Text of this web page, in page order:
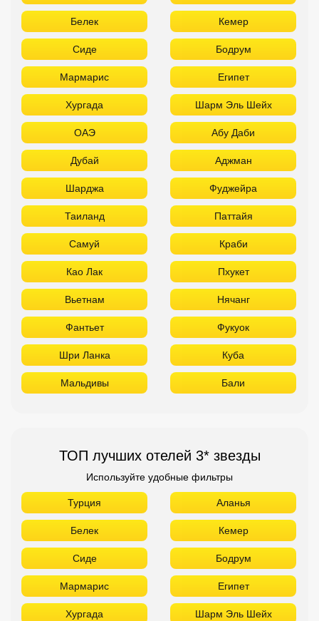
Белек Кемер
Сиде Бодрум
Мармарис Египет
Хургада Шарм Эль Шейх
ОАЭ Абу Даби
Дубай Аджман
Шарджа Фуджейра
Таиланд Паттайя
Самуй Краби
Као Лак Пхукет
Вьетнам Нячанг
Фантьет Фукуок
Шри Ланка Куба
Мальдивы Бали
ТОП лучших отелей 3* звезды
Используйте удобные фильтры
Турция Аланья
Белек Кемер
Сиде Бодрум
Мармарис Египет
Хургада Шарм Эль Шейх